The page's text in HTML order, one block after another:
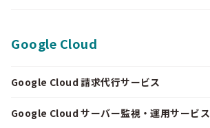
Google Cloud
Google Cloud 請求代行サービス
Google Cloud サーバー監視・運用サービス